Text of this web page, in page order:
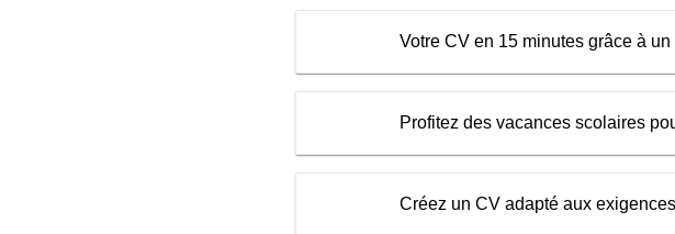
Votre CV en 15 minutes grâce à un
Profitez des vacances scolaires
Créez un CV adapté aux